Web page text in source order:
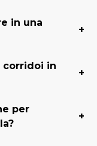
in una
+
corridoi in
+
per
+